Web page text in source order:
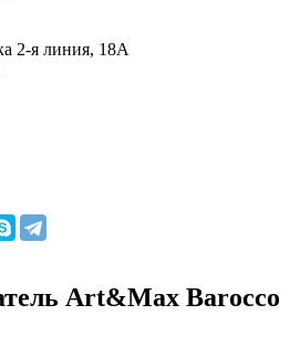
2-я линия, 18А
Art&Max Barocco